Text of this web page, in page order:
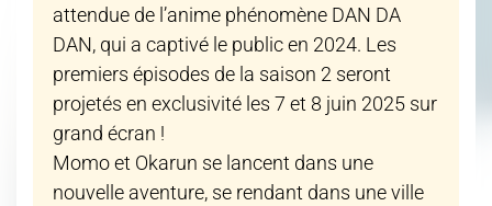
attendue de l’anime phénomène DAN DA
DAN, qui a captivé le public en 2024. Les
premiers épisodes de la saison 2 seront
projetés en exclusivité les 7 et 8 juin 2025 sur
grand écran !
Momo et Okarun se lancent dans une
nouvelle aventure, se rendant dans une ville